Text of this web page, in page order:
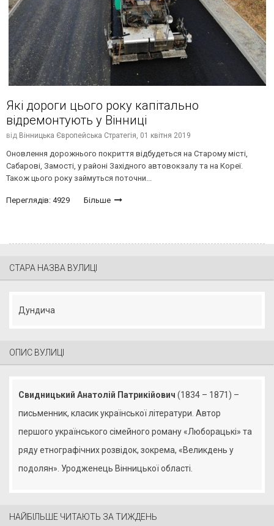
Які дороги цього року капітально
відремонтують у Вінниці
від Вінницька Європейська Стратегія, 01 квітня 2019
Оновлення дорожнього покриття відбудеться на Старому місті,
Сабарові, Замості, у районі Західного автовокзалу та на Кореї.
Також цього року займуться поточни...
Переглядів: 4929 Більше
СТАРА НАЗВА ВУЛИЦІ
Дундича
ОПИС ВУЛИЦІ
Свидницький Анатолій Патрикійович (1834 – 1871) –
письменник, класик української літератури. Автор
першого українського сімейного роману «Люборацькі» та
ряду етнографічних розвідок, зокрема, «Великдень у
подолян». Уродженець Вінницької області.
НАЙБІЛЬШЕ ЧИТАЮТЬ ЗА ТИЖДЕНЬ